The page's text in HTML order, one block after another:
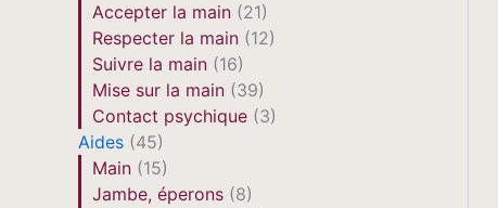
Accepter la main (21)
Respecter la main (12)
Suivre la main (16)
Mise sur la main (39)
Contact psychique (3)
Aides (45)
Main (15)
Jambe, éperons (8)